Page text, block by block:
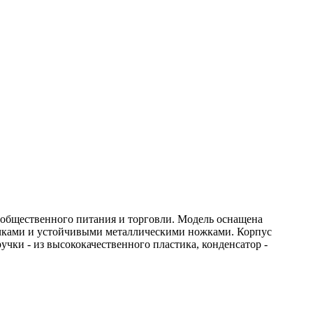
питания и торговли. Модель оснащена
и устойчивыми металлическими ножками. Корпус
- из высококачественного пластика, конденсатор -